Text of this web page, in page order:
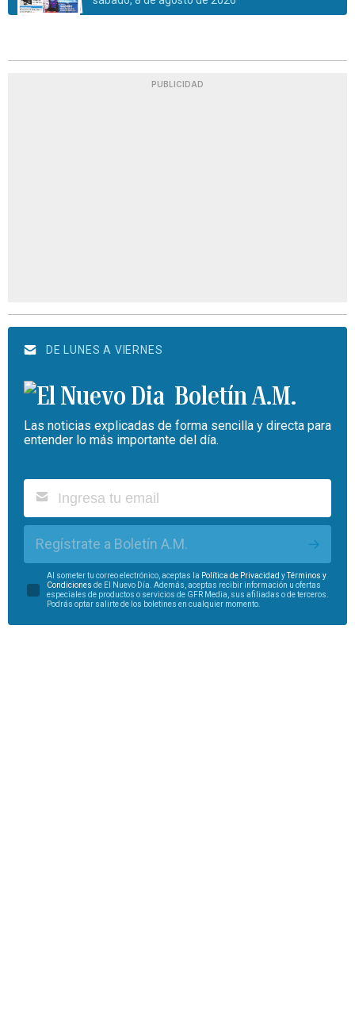
PUBLICIDAD
DE LUNES A VIERNES
Boletín A.M.
Las noticias explicadas de forma sencilla y directa para
entender lo más importante del día.
Regístrate a Boletín A.M.
Al someter tu correo electrónico, aceptas la Política de Privacidad y
Términos y
Condiciones de El Nuevo Día. Además, aceptas recibir información u ofertas
especiales de productos o servicios de GFR Media, sus afiliadas o de terceros.
Podrás optar salirte de los boletines en cualquier momento.